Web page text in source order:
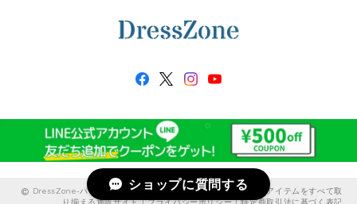
DressZone-パーティードレス、プライベート、出勤服などのアイテムをすべて取
ショップに質問する